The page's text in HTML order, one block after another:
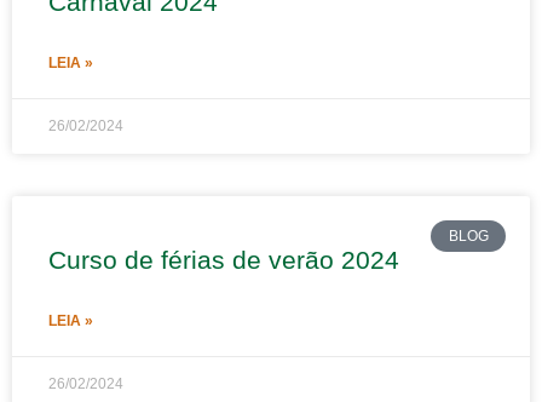
LEIA »
26/02/2024
BLOG
Curso de férias de verão 2024
LEIA »
26/02/2024